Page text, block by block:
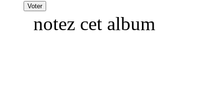
notez cet album